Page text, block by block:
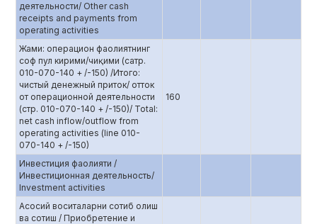
деятельности/ Other cash
receipts and payments from
operating activities
Жами: операцион фаолиятнинг
соф пул кирими/чиқими (сатр.
010-070-140 + /-150) /Итого:
чистый денежный приток/ отток
от операционной деятельности
(стр. 010-070-140 + /-150)/ Total:
net cash inflow/outflow from
operating activities (line 010-
070-140 + /-150)
160
Инвестиция фаолияти /
Инвестиционная деятельность/
Investment activities
Асосий воситаларни сотиб олиш
ва сотиш / Приобретение и